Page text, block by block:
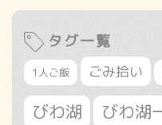
タグ一覧
1人ご飯 ごみ拾い
びわ湖 びわ湖